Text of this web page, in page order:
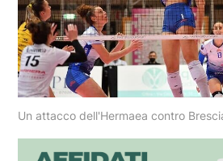
Un attacco dell'Hermaea contro